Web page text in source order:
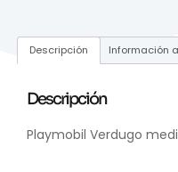
Descripción Información
Descripción
Playmobil Verdugo